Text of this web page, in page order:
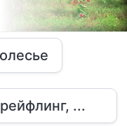
...